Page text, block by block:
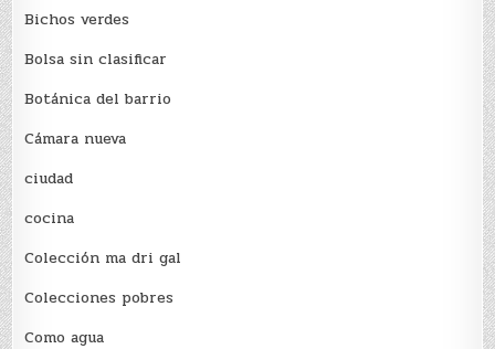
Bichos verdes
Bolsa sin clasificar
Botánica del barrio
Cámara nueva
ciudad
cocina
Colección ma dri gal
Colecciones pobres
Como agua